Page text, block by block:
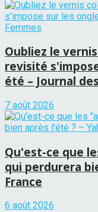
Oubliez le
revisité
été – Journal
7 août 2026
Qu'est-ce que
qui perdurera
France
6 août 2026